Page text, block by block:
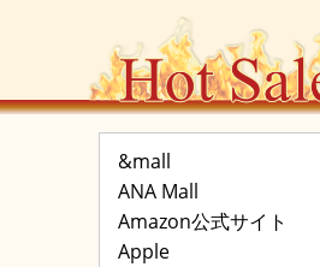
&mall
ANA Mall
Amazon公式サイト
Apple